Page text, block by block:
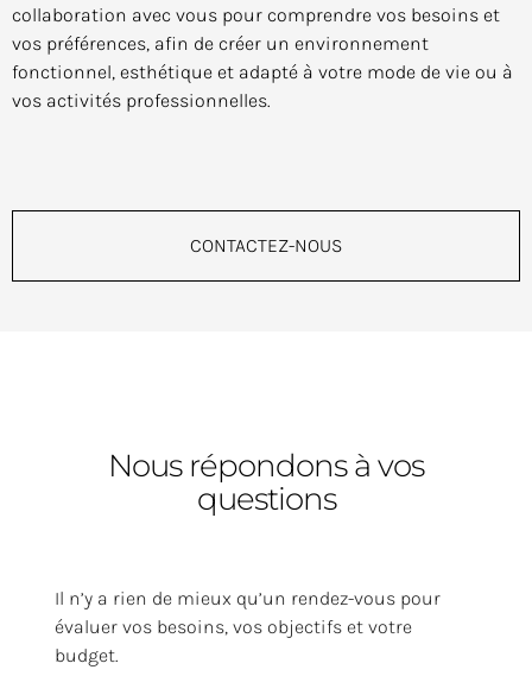
collaboration avec vous pour comprendre vos besoins et
vos préférences, afin de créer un environnement
fonctionnel, esthétique et adapté à votre mode de vie ou à
vos activités professionnelles.
CONTACTEZ-NOUS
Nous répondons à vos
questions
Il n’y a rien de mieux qu’un rendez-vous pour
évaluer vos besoins, vos objectifs et votre
budget.